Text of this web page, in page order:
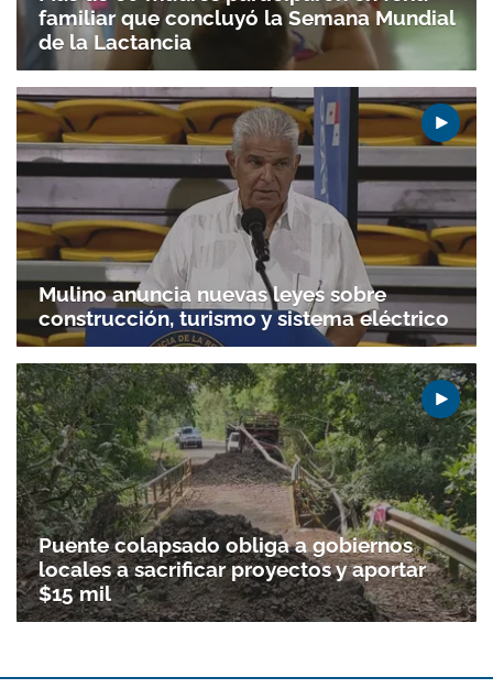
familiar que concluyó la Semana Mundial
de la Lactancia
Mulino anuncia nuevas leyes sobre
construcción, turismo y sistema eléctrico
Puente colapsado obliga a gobiernos
locales a sacrificar proyectos y aportar
$15 mil